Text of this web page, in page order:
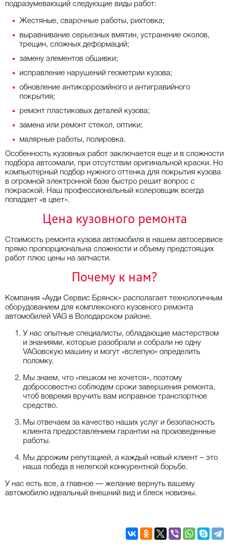
подразумевающий следующие виды работ:
Жестяные, сварочные работы, рихтовка;
выравнивание серьезных вмятин, устранение сколов,
трещин, сложных деформаций;
замену элементов обшивки;
исправление нарушений геометрии кузова;
обновление антикоррозийного и антигравийного
покрытия;
ремонт пластиковых деталей кузова;
замена или ремонт стекол, оптики;
малярные работы, полировка.
Особенность кузовных работ заключается еще и в сложности
подбора автоэмали, при отсутствии оригинальной краски. Но
компьютерный подбор нужного оттенка для покрытия кузова
в огромной электронной базе быстро решит вопрос с
покраской. Наш профессиональный колеровщик всегда
попадает «в цвет».
Цена кузовного ремонта
Стоимость ремонта кузова автомобиля в нашем автосервисе
прямо пропорциональна сложности и объему предстоящих
работ плюс цены на запчасти.
Почему к нам?
Компания «Ауди Сервис Брянск» располагает технологичным
оборудованием для комплексного кузовного ремонта
автомобилей VAG в Володарском районе.
У нас опытные специалисты, обладающие мастерством
и знаниями, которые разобрали и собрали не одну
VAGовскую машину и могут «вслепую» определить
поломку.
Мы знаем, что «пешком не хочется», поэтому
добросовестно соблюдем сроки завершения ремонта,
чтоб вовремя вручить вам исправное транспортное
средство.
Мы отвечаем за качество наших услуг и безопасность
клиента предоставлением гарантии на произведенные
работы.
Мы дорожим репутацией, а каждый новый клиент – это
наша победа в нелегкой конкурентной борьбе.
У нас есть все, а главное — желание вернуть вашему
автомобилю идеальный внешний вид и блеск новизны.